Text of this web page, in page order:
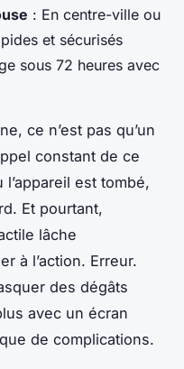
: En centre-ville ou
et sécurisés
sous 72 heures avec
ce n’est pas qu’un
constant de ce
est tombé,
Et pourtant,
lâche
à l’action. Erreur.
des dégâts
avec un écran
de complications.